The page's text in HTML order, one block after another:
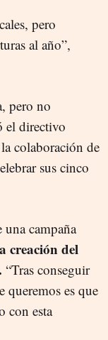
pero
al año”,
pero no
el directivo
colaboración de
sus cinco
campaña
creación del
“Tras conseguir
es que
con esta